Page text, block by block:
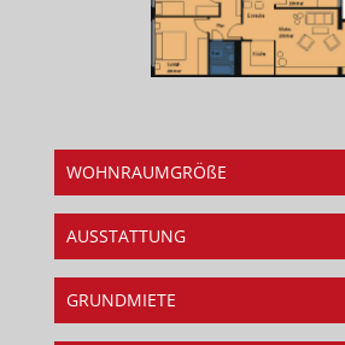
WOHNRAUMGRÖßE
AUSSTATTUNG
GRUNDMIETE